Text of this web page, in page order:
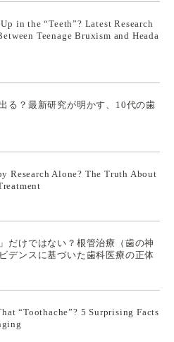
in the “Teeth”? Latest Research
Teenage Bruxism and Heada
る？最新研究が明かす、10代の歯
Research Alone? The Truth About
だけではない？根管治療（歯の神
デンスに基づいた歯科医療の正体
“Toothache”? 5 Surprising Facts